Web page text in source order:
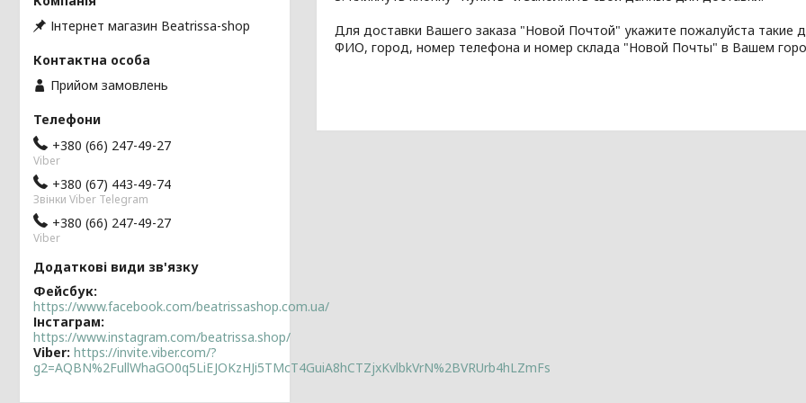
Для доставки Вашего заказа "Новой Почтой" укажите пожалуйста такие
ФИО, город, номер телефона и номер склада "Новой Почты" в Вашем
Інтернет магазин Beatrissa-shop
Прийом замовлень
+380 (66) 247-49-27
Viber
+380 (67) 443-49-74
Звінки Viber Telegram
+380 (66) 247-49-27
Viber
Фейсбук
https://www.facebook.com/beatrissashop.com.ua/
Інстаграм
https://www.instagram.com/beatrissa.shop/
Viber https://invite.viber.com/?
g2=AQBN%2FullWhaGO0q5LiEJOKzHJi5TMcT4GuiA8hCTZjxKvlbkVrN%2BVRUrb4hLZmFs